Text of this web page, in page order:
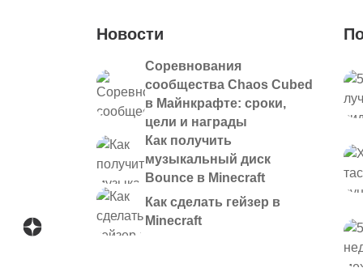
Новости
Соревнования
сообщества Chaos Cubed
в Майнкрафте: сроки,
цели и награды
Как получить
музыкальный диск
Bounce в Minecraft
Как сделать гейзер в
Minecraft